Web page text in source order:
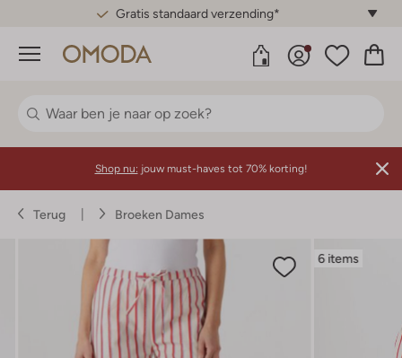
Gratis standaard verzending*
Menu
Shop nu: jouw must-haves tot 70% korting!
Terug Broeken Dames
6 items